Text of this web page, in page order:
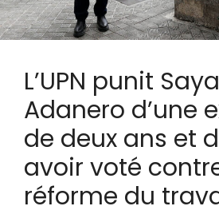
L’UPN punit
Adanero d’une
de deux ans et
avoir voté
réforme du